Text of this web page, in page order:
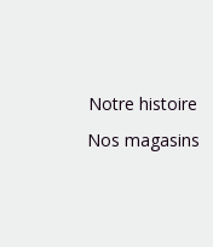
Notre histoire
Nos magasins